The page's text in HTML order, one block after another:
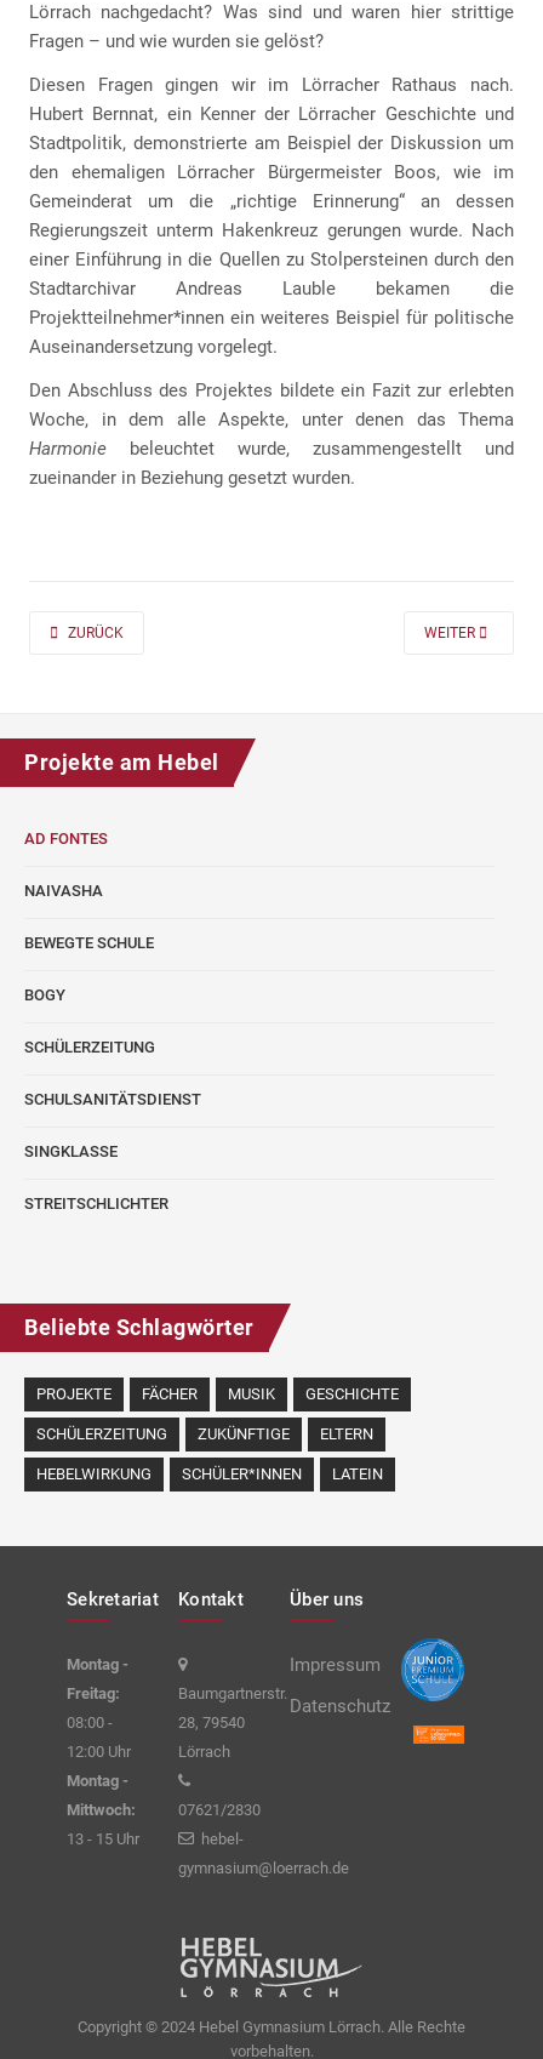
Lörrach nachgedacht? Was sind und waren hier strittige
Fragen – und wie wurden sie gelöst?
Diesen Fragen gingen wir im Lörracher Rathaus nach.
Hubert Bernnat, ein Kenner der Lörracher Geschichte und
Stadtpolitik, demonstrierte am Beispiel der Diskussion um
den ehemaligen Lörracher Bürgermeister Boos, wie im
Gemeinderat um die „richtige Erinnerung“ an dessen
Regierungszeit unterm Hakenkreuz gerungen wurde. Nach
einer Einführung in die Quellen zu Stolpersteinen durch den
Stadtarchivar Andreas Lauble bekamen die
Projektteilnehmer*innen ein weiteres Beispiel für politische
Auseinandersetzung vorgelegt.
Den Abschluss des Projektes bildete ein Fazit zur erlebten
Woche, in dem alle Aspekte, unter denen das Thema
Harmonie beleuchtet wurde, zusammengestellt und
zueinander in Beziehung gesetzt wurden.
PREVIOUS ARTICLE: AD FONTES 2019/20 „MASS“ FÜR DIE KLASSEN 7
ZURÜCK NEXT ARTICLE:
WEITER
Projekte am Hebel
AD FONTES
NAIVASHA
BEWEGTE SCHULE
BOGY
SCHÜLERZEITUNG
SCHULSANITÄTSDIENST
SINGKLASSE
STREITSCHLICHTER
Beliebte Schlagwörter
PROJEKTE FÄCHER MUSIK GESCHICHTE
SCHÜLERZEITUNG ZUKÜNFTIGE ELTERN
HEBELWIRKUNG SCHÜLER*INNEN LATEIN
Sekretariat
Montag -
Freitag:
08:00 -
12:00 Uhr
Montag -
Mittwoch:
13 - 15 Uhr
Kontakt
Baumgartnerstr.
28, 79540
Lörrach
07621/2830
hebel-
gymnasium@loerrach.de
Über uns
Impressum
Datenschutz
Copyright © 2024 Hebel Gymnasium Lörrach. Alle Rechte
vorbehalten.